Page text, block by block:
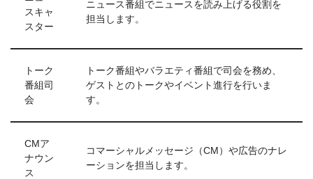
スキャ
スター
ニュース番組でニュースを読み上げる役割を
担当します。
トーク
番組司
会
トーク番組やバラエティ番組で司会を務め、
ゲストとのトークやイベント進行を行いま
す。
CMア
ナウン
ス
コマーシャルメッセージ（CM）や広告のナレ
ーションを担当します。